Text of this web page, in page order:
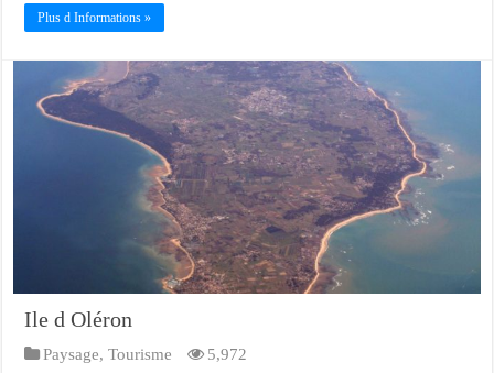
Plus d Informations »
Ile d Oléron
Paysage,Tourisme 5,972